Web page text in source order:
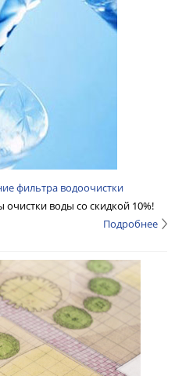
фильтра водоочистки
воды со скидкой 10%!
Подробнее